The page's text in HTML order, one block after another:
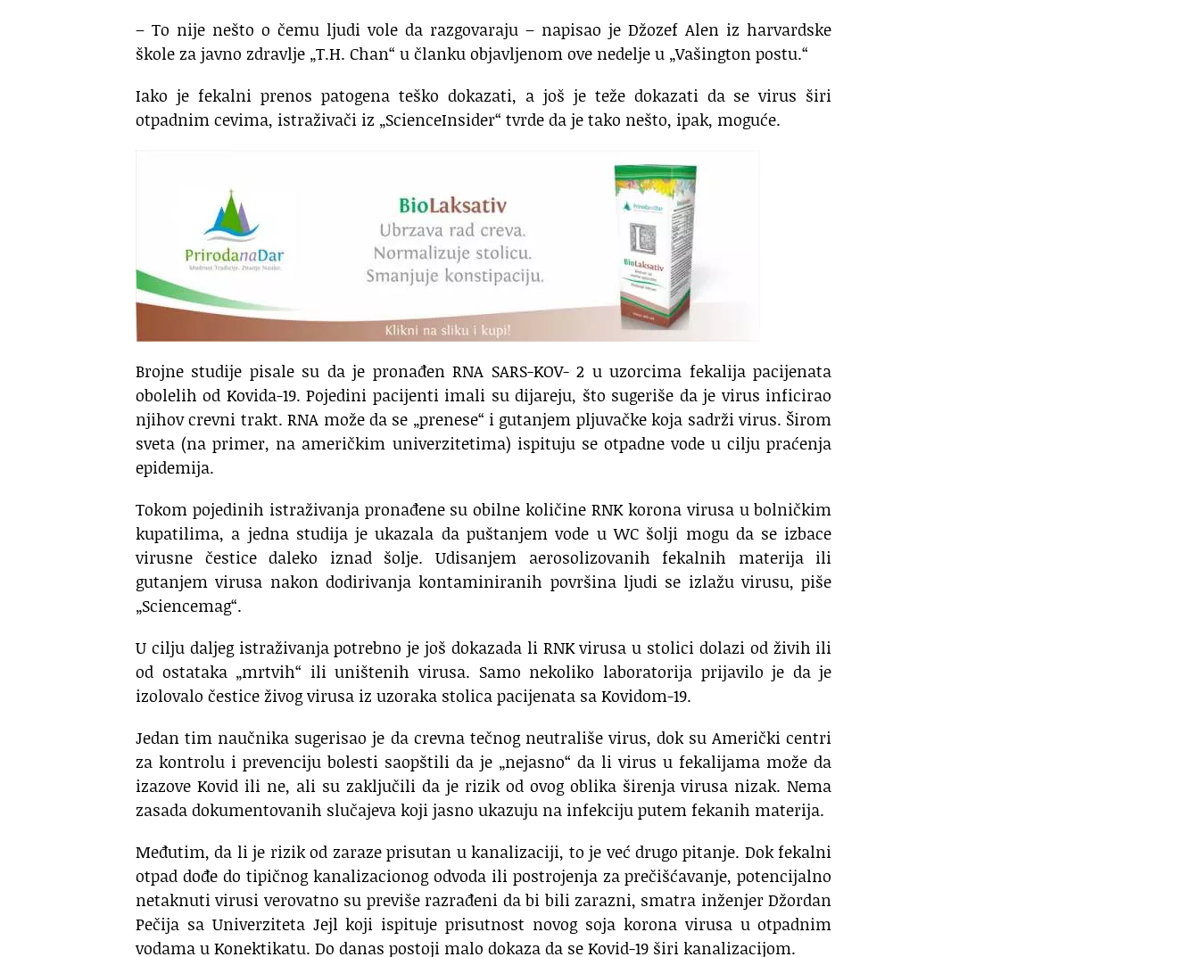
– To nije nešto o čemu ljudi vole da razgovaraju – napisao je Džozef Alen iz harvardske
škole za javno zdravlje „T.H. Chan“ u članku objavljenom ove nedelje u „Vašington postu.“
Iako je fekalni prenos patogena teško dokazati, a još je teže dokazati da se virus širi
otpadnim cevima, istraživači iz „ScienceInsider“ tvrde da je tako nešto, ipak, moguće.
Brojne studije pisale su da je pronađen RNA SARS-KOV- 2 u uzorcima fekalija pacijenata
obolelih od Kovida-19. Pojedini pacijenti imali su dijareju, što sugeriše da je virus inficirao
njihov crevni trakt. RNA može da se „prenese“ i gutanjem pljuvačke koja sadrži virus. Širom
sveta (na primer, na američkim univerzitetima) ispituju se otpadne vode u cilju praćenja
epidemija.
Tokom pojedinih istraživanja pronađene su obilne količine RNK korona virusa u bolničkim
kupatilima, a jedna studija je ukazala da puštanjem vode u WC šolji mogu da se izbace
virusne čestice daleko iznad šolje. Udisanjem aerosolizovanih fekalnih materija ili
gutanjem virusa nakon dodirivanja kontaminiranih površina ljudi se izlažu virusu, piše
„Sciencemag“.
U cilju daljeg istraživanja potrebno je još dokazada li RNK virusa u stolici dolazi od živih ili
od ostataka „mrtvih“ ili uništenih virusa. Samo nekoliko laboratorija prijavilo je da je
izolovalo čestice živog virusa iz uzoraka stolica pacijenata sa Kovidom-19.
Jedan tim naučnika sugerisao je da crevna tečnog neutrališe virus, dok su Američki centri
za kontrolu i prevenciju bolesti saopštili da je „nejasno“ da li virus u fekalijama može da
izazove Kovid ili ne, ali su zaključili da je rizik od ovog oblika širenja virusa nizak. Nema
zasada dokumentovanih slučajeva koji jasno ukazuju na infekciju putem fekanih materija.
Međutim, da li je rizik od zaraze prisutan u kanalizaciji, to je već drugo pitanje. Dok fekalni
otpad dođe do tipičnog kanalizacionog odvoda ili postrojenja za prečišćavanje, potencijalno
netaknuti virusi verovatno su previše razrađeni da bi bili zarazni, smatra inženjer Džordan
Pečija sa Univerziteta Jejl koji ispituje prisutnost novog soja korona virusa u otpadnim
vodama u Konektikatu. Do danas postoji malo dokaza da se Kovid-19 širi kanalizacijom.